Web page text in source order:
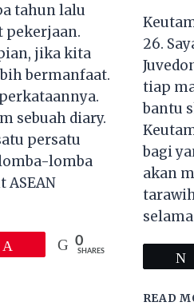
tahun lalu
pekerjaan.
jika kita
bermanfaat.
sebuah diary.
persatu
lomba
0
SHARES
26.
tiap
bantu
bagi
akan
READ